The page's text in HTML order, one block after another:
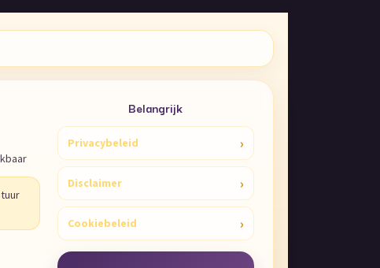
Belangrijk
Privacybeleid ›
Disclaimer ›
Cookiebeleid ›